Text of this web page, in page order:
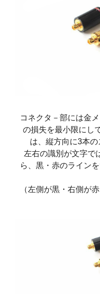
コネクタ－部には金
の損失を最小限にし
は、縦方向に3本の
左右の識別が文字で
ら、黒・赤のライン
（左側が黒・右側が